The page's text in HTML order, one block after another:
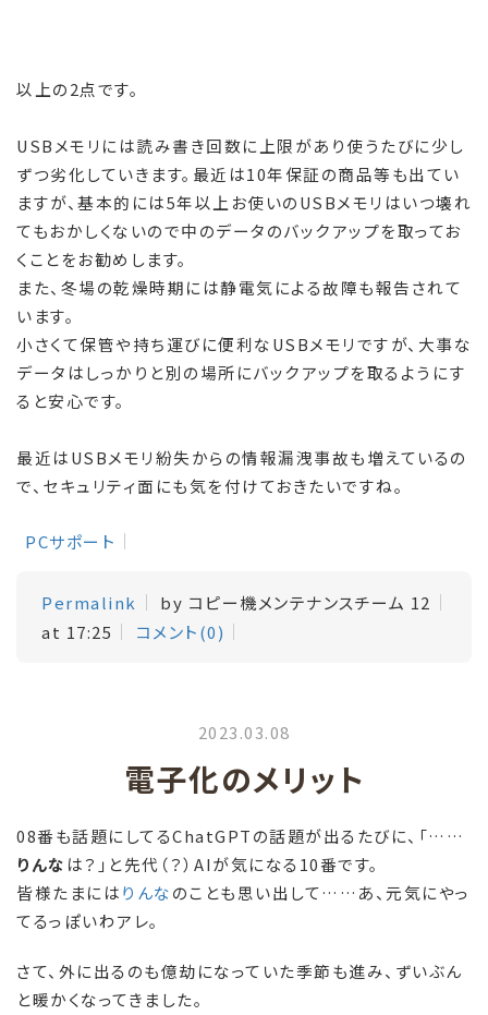
以上の2点です。
USBメモリには読み書き回数に上限があり使うたびに少し
ずつ劣化していきます。最近は10年保証の商品等も出てい
ますが、基本的には5年以上お使いのUSBメモリはいつ壊れ
てもおかしくないので中のデータのバックアップを取ってお
くことをお勧めします。
また、冬場の乾燥時期には静電気による故障も報告されて
います。
小さくて保管や持ち運びに便利なUSBメモリですが、大事な
データはしっかりと別の場所にバックアップを取るようにす
ると安心です。
最近はUSBメモリ紛失からの情報漏洩事故も増えているの
で、セキュリティ面にも気を付けておきたいですね。
PCサポート
Permalink
by コピー機メンテナンスチーム 12
at 17:25
コメント(0)
2023.03.08
電子化のメリット
08番も話題にしてるChatGPTの話題が出るたびに、「……
りんな は？」と先代（？）AIが気になる10番です。
皆様たまにはりんなのことも思い出して……あ、元気にやっ
てるっぽいわアレ。
さて、外に出るのも億劫になっていた季節も進み、ずいぶん
と暖かくなってきました。